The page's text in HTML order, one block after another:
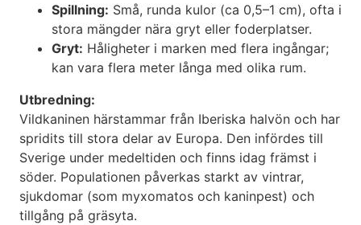
Spillning: Små, runda kulor (ca 0,5–1 cm), ofta i
stora mängder nära gryt eller foderplatser.
Gryt: Håligheter i marken med flera ingångar;
kan vara flera meter långa med olika rum.
Utbredning:
Vildkaninen härstammar från Iberiska halvön och har
spridits till stora delar av Europa. Den infördes till
Sverige under medeltiden och finns idag främst i
söder. Populationen påverkas starkt av vintrar,
sjukdomar (som myxomatos och kaninpest) och
tillgång på gräsyta.